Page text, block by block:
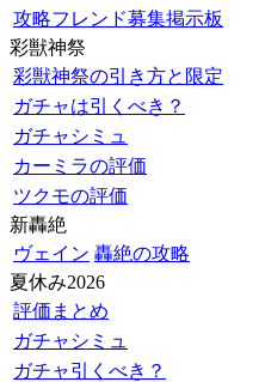
攻略フレンド募集掲示板
彩獣神祭
彩獣神祭の引き方と限定
ガチャは引くべき？
ガチャシミュ
カーミラの評価
ツクモの評価
新轟絶
ヴェイン 轟絶の攻略
夏休み2026
評価まとめ
ガチャシミュ
ガチャ引くべき？